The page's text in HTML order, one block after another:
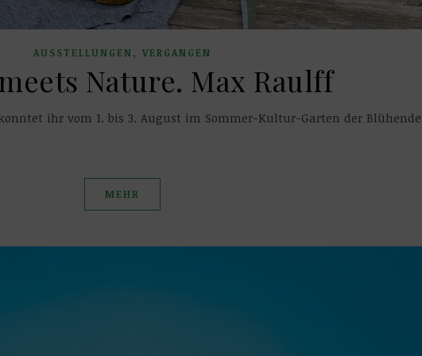
AUSSTELLUNGEN, VERGANGEN
Nature. Max Raulff
ihr vom 1. bis 3. August im Sommer-Kultur-Garten der
MEHR